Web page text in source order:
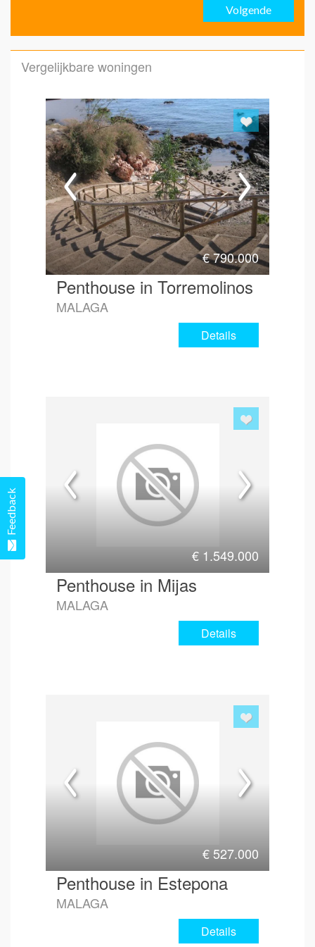
Volgende
Vergelijkbare woningen
€790.000
Penthouse in Torremolinos
MALAGA
Details
€ 1.549.000
Penthouse in Mijas
MALAGA
Details
€ 527.000
Penthouse in Estepona
MALAGA
Details
Feedback